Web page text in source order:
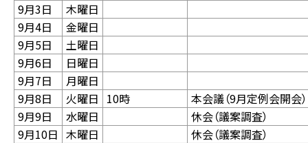
9月3日
木曜日
9月4日
金曜日
9月5日
土曜日
9月6日
日曜日
9月7日
月曜日
9月8日
火曜日 10時
本会議（9月定例会開会
9月9日
水曜日
休会（議案調査）
9月10日 木曜日
休会（議案調査）